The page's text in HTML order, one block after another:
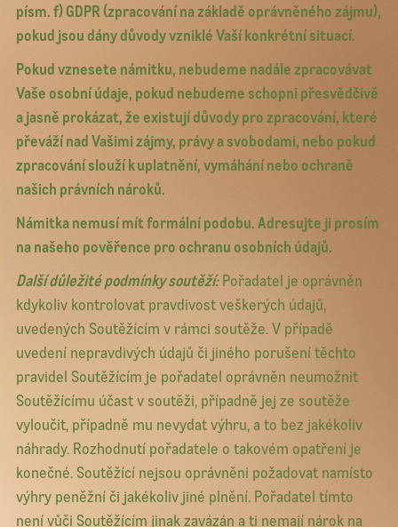
písm. f) GDPR (zpracování na základě oprávněného zájmu),
pokud jsou dány důvody vzniklé Vaší konkrétní situací.
Pokud vznesete námitku, nebudeme nadále zpracovávat
Vaše osobní údaje, pokud nebudeme schopni přesvědčivě
a jasně prokázat, že existují důvody pro zpracování, které
převáží nad Vašimi zájmy, právy a svobodami, nebo pokud
zpracování slouží k uplatnění, vymáhání nebo ochraně
našich právních nároků.
Námitka nemusí mít formální podobu. Adresujte ji prosím
na našeho pověřence pro ochranu osobních údajů.
Další důležité podmínky soutěží:Pořadatel je oprávněn
kdykoliv kontrolovat pravdivost veškerých údajů,
uvedených Soutěžícím v rámci soutěže. V případě
uvedení nepravdivých údajů či jiného porušení těchto
pravidel Soutěžícím je pořadatel oprávněn neumožnit
Soutěžícímu účast v soutěži, případně jej ze soutěže
vyloučit, případně mu nevydat výhru, a to bez jakékoliv
náhrady. Rozhodnutí pořadatele o takovém opatření je
konečné. Soutěžící nejsou oprávněni požadovat namísto
výhry peněžní či jakékoliv jiné plnění. Pořadatel tímto
není vůči Soutěžícím jinak zavázán a ti nemají nárok na